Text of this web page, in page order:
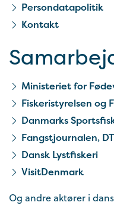
Persondatapolitik
Kontakt
Ministeriet for
Fiskeristyrelsen og
Danmarks
Fangstjournalen,
Dansk Lystfiskeri
VisitDenmark
Og andre aktører i